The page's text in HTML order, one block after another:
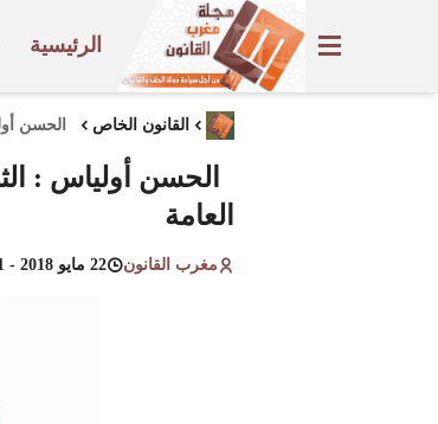
الرئيسية
القانون الخاص الحسن
الحسن أولياس :
العامة
مغرب القانون 22 مايو 2018 - 22:51